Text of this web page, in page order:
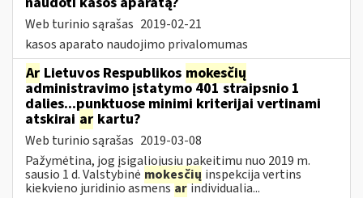
Web turinio sąrašas 2019-02-21
kasos aparato naudojimo privalomumas
Ar Lietuvos Respublikos mokesčių
administravimo įstatymo 401 straipsnio 1
dalies...punktuose minimi kriterijai vertinami
atskirai ar kartu?
Web turinio sąrašas 2019-03-08
Pažymėtina, jog įsigaliojusiu pakeitimu nuo 2019 m.
sausio 1 d. Valstybinė mokesčių inspekcija vertins
kiekvieno juridinio asmensarindividualia...